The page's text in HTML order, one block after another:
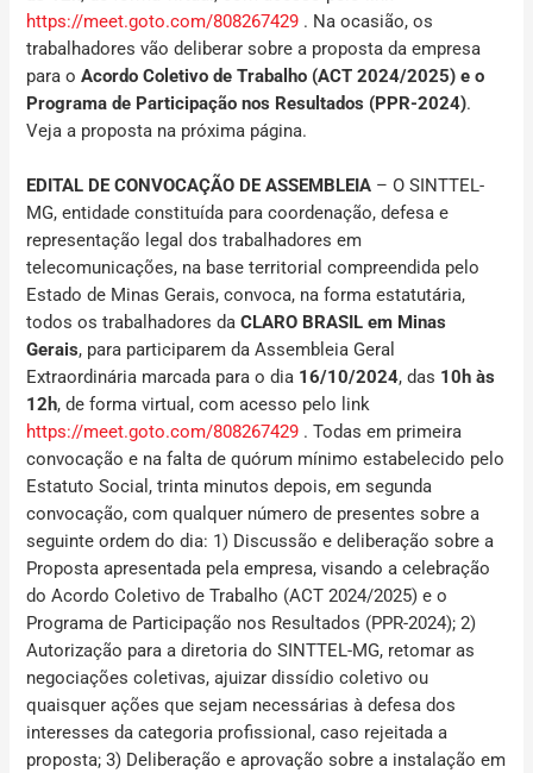
https://meet.goto.com/808267429 . Na ocasião, os
trabalhadores vão deliberar sobre a proposta da empresa
para oAcordo Coletivo de Trabalho (ACT 2024/2025) e o
Programa de Participação nos Resultados (PPR-2024).
Veja a proposta na próxima página.
EDITAL DE CONVOCAÇÃO DE ASSEMBLEIA – O SINTTEL-
MG, entidade constituída para coordenação, defesa e
representação legal dos trabalhadores em
telecomunicações, na base territorial compreendida pelo
Estado de Minas Gerais, convoca, na forma estatutária,
todos os trabalhadores daCLARO BRASILem Minas
Gerais, para participarem da Assembleia Geral
Extraordinária marcada para o dia 16/10/2024, das 10h às
12h, de forma virtual, com acesso pelo link
https://meet.goto.com/808267429 . Todas em primeira
convocação e na falta de quórum mínimo estabelecido pelo
Estatuto Social, trinta minutos depois, em segunda
convocação, com qualquer número de presentes sobre a
seguinte ordem do dia: 1) Discussão e deliberação sobre a
Proposta apresentada pela empresa, visando a celebração
do Acordo Coletivo de Trabalho (ACT 2024/2025) e o
Programa de Participação nos Resultados (PPR-2024); 2)
Autorização para a diretoria do SINTTEL-MG, retomar as
negociações coletivas, ajuizar dissídio coletivo ou
quaisquer ações que sejam necessárias à defesa dos
interesses da categoria profissional, caso rejeitada a
proposta; 3) Deliberação e aprovação sobre a instalação em